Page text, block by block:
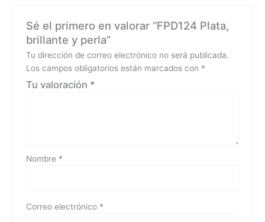
Sé el primero en valorar “FPD124 Plata,
brillante y perla”
Tu dirección de correo electrónico no será publicada.
Los campos obligatorios están marcados con *
Tu valoración *
Nombre *
Correo electrónico *